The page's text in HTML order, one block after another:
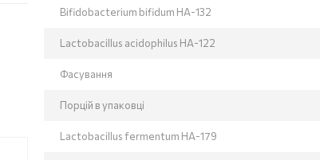
Bifidobacterium bifidum HA-132
Lactobacillus acidophilus HA-122
Фасування
Порцій в упаковці
Lactobacillus fermentum HA-179